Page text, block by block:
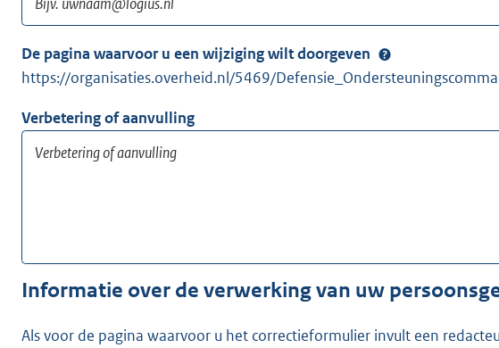
De pagina waarvoor u een wijziging wilt doorgeven
https://organisaties.overheid.nl/5469/
Verbetering of aanvulling
Informatie over de verwerking van uw
Als voor de pagina waarvoor u het correctieformulier invult een